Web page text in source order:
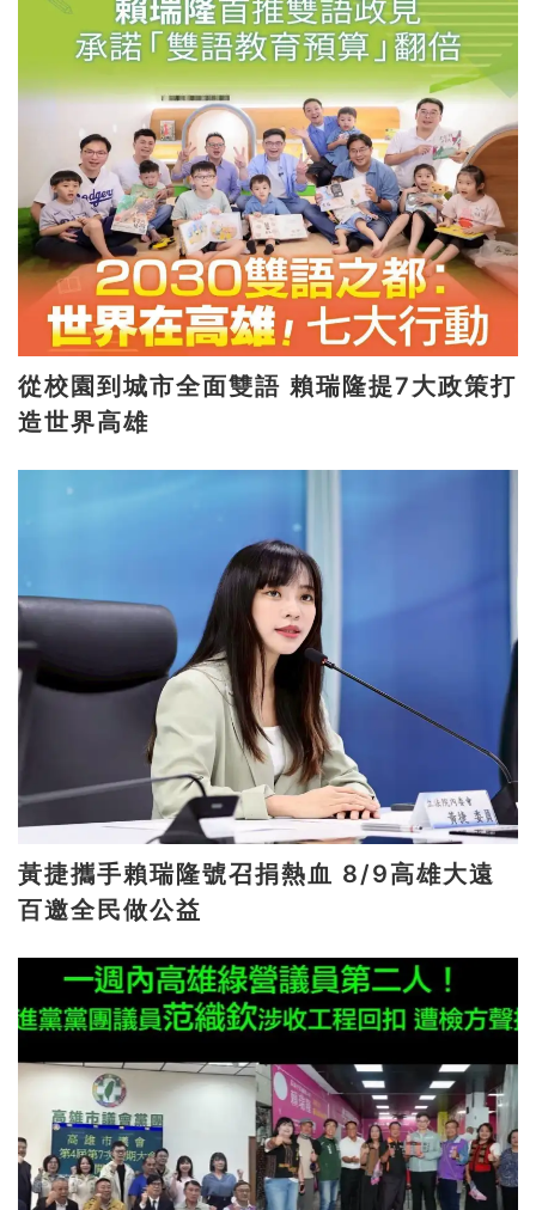
從校園到城市全面雙語 賴瑞隆提7大政策打
造世界高雄
黃捷攜手賴瑞隆號召捐熱血 8/9高雄大遠
百邀全民做公益